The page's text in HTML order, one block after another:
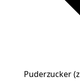
Puderzucker(